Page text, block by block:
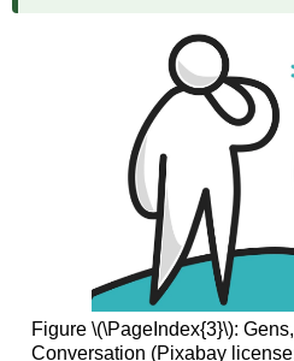
Figure \(\PageIndex{3}\):
Conversation (Pixabay